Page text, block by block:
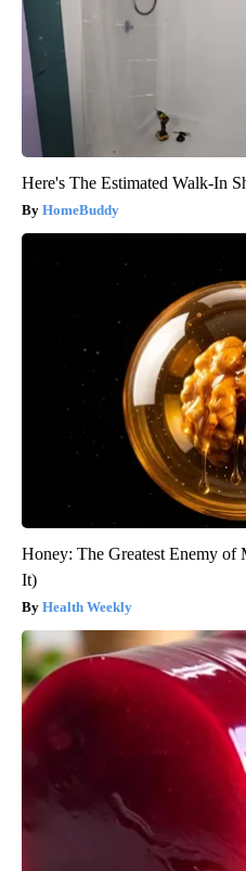
Here's The Estimated Walk-In
HomeBuddy
Honey: The Greatest Enemy of
It)
Health Weekly